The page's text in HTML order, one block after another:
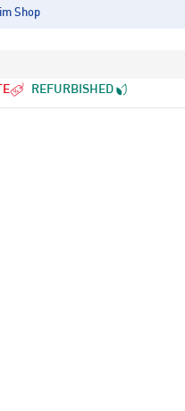
Shop
REFURBISHED